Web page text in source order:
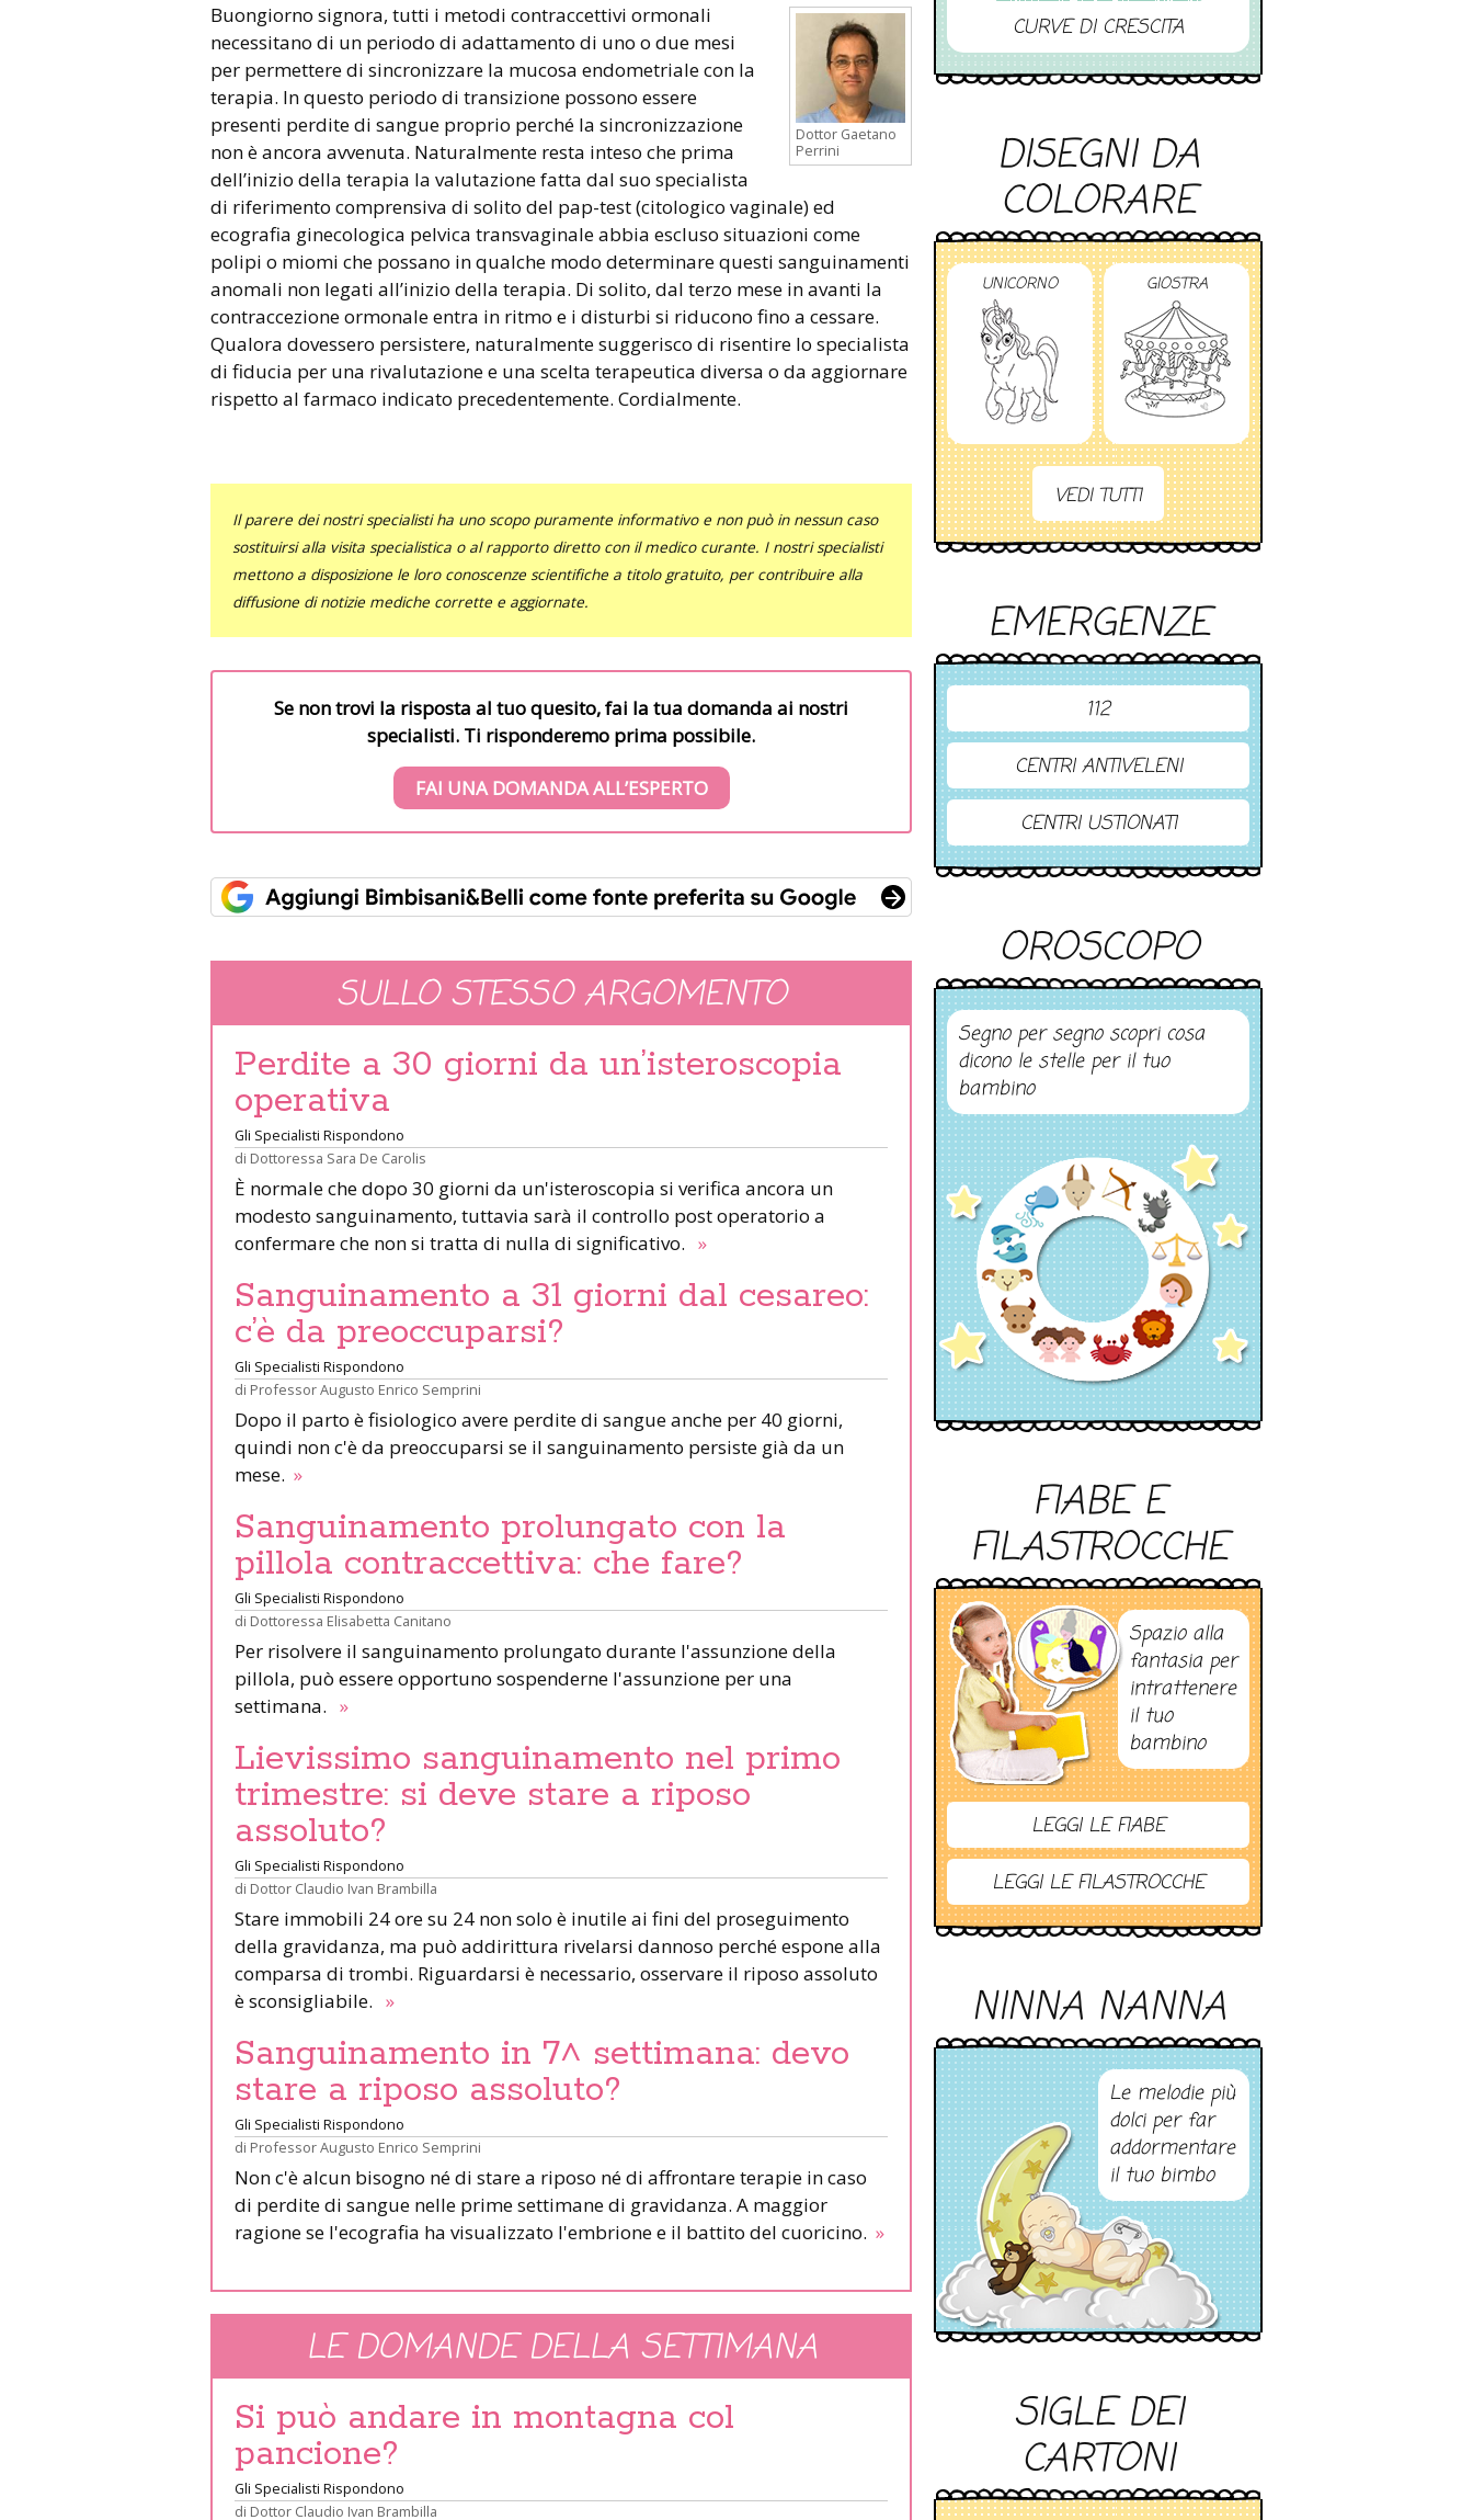
Dottor Gaetano
Perrini
Buongiorno signora, tutti i metodi contraccettivi ormonali
necessitano di un periodo di adattamento di uno o due mesi
per permettere di sincronizzare la mucosa endometriale con la
terapia. In questo periodo di transizione possono essere
presenti perdite di sangue proprio perché la sincronizzazione
non è ancora avvenuta. Naturalmente resta inteso che prima
dell’inizio della terapia la valutazione fatta dal suo specialista
di riferimento comprensiva di solito del pap-test (citologico vaginale) ed
ecografia ginecologica pelvica transvaginale abbia escluso situazioni come
polipi o miomi che possano in qualche modo determinare questi sanguinamenti
anomali non legati all’inizio della terapia. Di solito, dal terzo mese in avanti la
contraccezione ormonale entra in ritmo e i disturbi si riducono fino a cessare.
Qualora dovessero persistere, naturalmente suggerisco di risentire lo specialista
di fiducia per una rivalutazione e una scelta terapeutica diversa o da aggiornare
rispetto al farmaco indicato precedentemente. Cordialmente.
Il parere dei nostri specialisti ha uno scopo puramente informativo e non può in nessun caso
sostituirsi alla visita specialistica o al rapporto diretto con il medico curante. I nostri specialisti
mettono a disposizione le loro conoscenze scientifiche a titolo gratuito, per contribuire alla
diffusione di notizie mediche corrette e aggiornate.
Se non trovi la risposta al tuo quesito, fai la tua domanda ai nostri
specialisti. Ti risponderemo prima possibile.
FAI UNA DOMANDA ALL’ESPERTO
SULLO STESSO ARGOMENTO
Perdite a 30 giorni da un’isteroscopia
operativa
Gli Specialisti Rispondono
di Dottoressa Sara De Carolis
È normale che dopo 30 giorni da un'isteroscopia si verifica ancora un
modesto sanguinamento, tuttavia sarà il controllo post operatorio a
confermare che non si tratta di nulla di significativo. »
Sanguinamento a 31 giorni dal cesareo:
c’è da preoccuparsi?
Gli Specialisti Rispondono
di Professor Augusto Enrico Semprini
Dopo il parto è fisiologico avere perdite di sangue anche per 40 giorni,
quindi non c'è da preoccuparsi se il sanguinamento persiste già da un
mese. »
Sanguinamento prolungato con la
pillola contraccettiva: che fare?
Gli Specialisti Rispondono
di Dottoressa Elisabetta Canitano
Per risolvere il sanguinamento prolungato durante l'assunzione della
pillola, può essere opportuno sospenderne l'assunzione per una
settimana. »
Lievissimo sanguinamento nel primo
trimestre: si deve stare a riposo
assoluto?
Gli Specialisti Rispondono
di Dottor Claudio Ivan Brambilla
Stare immobili 24 ore su 24 non solo è inutile ai fini del proseguimento
della gravidanza, ma può addirittura rivelarsi dannoso perché espone alla
comparsa di trombi. Riguardarsi è necessario, osservare il riposo assoluto
è sconsigliabile. »
Sanguinamento in 7^ settimana: devo
stare a riposo assoluto?
Gli Specialisti Rispondono
di Professor Augusto Enrico Semprini
Non c'è alcun bisogno né di stare a riposo né di affrontare terapie in caso
di perdite di sangue nelle prime settimane di gravidanza. A maggior
ragione se l'ecografia ha visualizzato l'embrione e il battito del cuoricino. »
LE DOMANDE DELLA SETTIMANA
Si può andare in montagna col
pancione?
Gli Specialisti Rispondono
di Dottor Claudio Ivan Brambilla
CURVE DI CRESCITA
DISEGNI DA
COLORARE
UNICORNO GIOSTRA
VEDI TUTTI
EMERGENZE
112
CENTRI ANTIVELENI
CENTRI USTIONATI
OROSCOPO
Segno per segno scopri cosa
dicono le stelle per il tuo
bambino
FIABE E
FILASTROCCHE
Spazio alla
fantasia per
intrattenere
il tuo
bambino
LEGGI LE FIABE
LEGGI LE FILASTROCCHE
NINNA NANNA
Le melodie più
dolci per far
addormentare
il tuo bimbo
SIGLE DEI
CARTONI